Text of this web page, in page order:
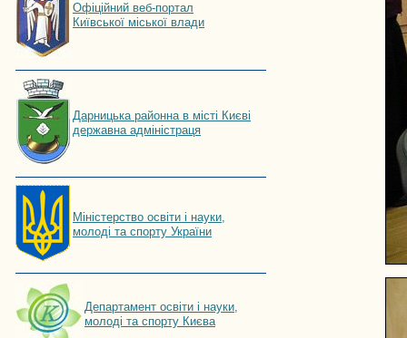
Офіційний веб-портал
Київської міської влади
Дарницька районна в місті Києві
державна адміністраця
Мiнiстерство освiти і науки,
молоді та спорту України
Департамент освіти і науки,
молоді та спорту Києва